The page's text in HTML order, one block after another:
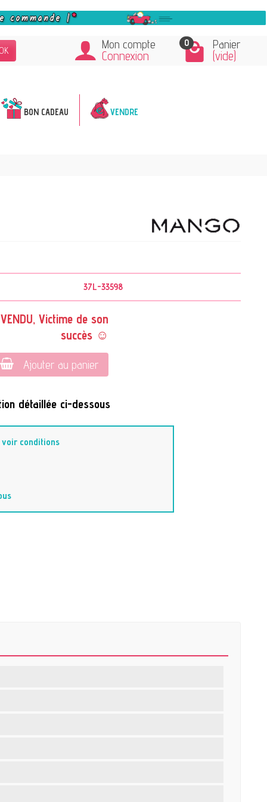
OK Mon compte
Connexion
0 Panier
(vide)
BON CADEAU VENDRE
37L-33598
VENDU, Victime de son
succès ☺
Ajouter au panier
détaillée ci-dessous
voir conditions